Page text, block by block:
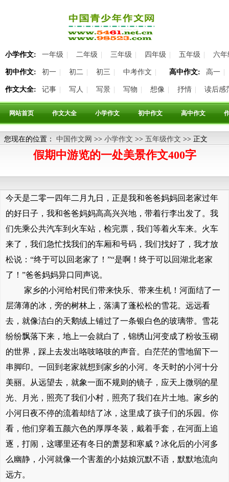
小学作文: 一年级 二年级 三年级 四年级 五年级 六年
初中作文: 初一 初二 初三 中考作文 高中作文: 高一
作文大全: 记事 写人 写景 写物 想像 抒情 读后感
网站首页 作文大全 小学作文 初中作文 高中作文
您现在的位置： 中国作文网 >> 小学作文 >> 五年级作文 >> 正文
假期中游览的一处美景作文400字
今天是二零一四年二月九日，正是我和爸爸妈妈回老家过年
的好日子，我和爸爸妈妈高高兴兴地，带着行李出发了。我
们先乘公共汽车到火车站，检完票，我们等着火车来。火车
来了，我们急忙找我们的车厢和号码，我们找好了，我才放
松说：“终于可以回老家了！”“是啊！终于可以回湖北老家
了！”爸爸妈妈异口同声说。
家乡的小河给村民们带来快乐、带来生机！河面结了一
层薄薄的冰，旁的树林上，落满了蓬松松的雪花。远远看
去，就像洁白的天鹅绒上铺过了一条银白色的玻璃带。雪花
纷纷飘落下来，地上一会就白了，锦绣山河变成了粉妆玉砌
的世界，踩上去发出咯吱咯吱的声音。白茫茫的雪地留下一
串脚印。一回到老家就想到家乡的小河。冬天时的小河十分
美丽。从远望去，就象一面不规则的镜子，应天上微弱的星
光、月光，照亮了我们小村，照亮了我们在片土地。家乡的
小河日夜不停的流着却结了冰，这里成了孩子们的乐园。你
看，他们穿着五颜六色的厚厚冬装，戴着手套，在河面上追
逐，打闹，这哪里还有冬日的萧瑟和寒威？冰化后的小河多
么幽静，小河就像一个害羞的小姑娘沉默不语，默默地流向
远方。